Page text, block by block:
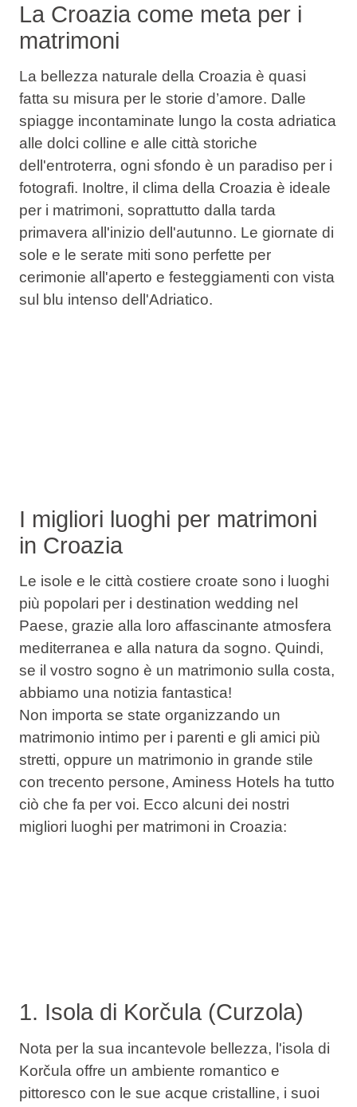
La Croazia come meta per i
matrimoni
La bellezza naturale della Croazia è quasi
fatta su misura per le storie d’amore. Dalle
spiagge incontaminate lungo la costa adriatica
alle dolci colline e alle città storiche
dell'entroterra, ogni sfondo è un paradiso per i
fotografi. Inoltre, il clima della Croazia è ideale
per i matrimoni, soprattutto dalla tarda
primavera all'inizio dell'autunno. Le giornate di
sole e le serate miti sono perfette per
cerimonie all'aperto e festeggiamenti con vista
sul blu intenso dell'Adriatico.
I migliori luoghi per matrimoni
in Croazia
Le isole e le città costiere croate sono i luoghi
più popolari per i destination wedding nel
Paese, grazie alla loro affascinante atmosfera
mediterranea e alla natura da sogno. Quindi,
se il vostro sogno è un matrimonio sulla costa,
abbiamo una notizia fantastica!
Non importa se state organizzando un
matrimonio intimo per i parenti e gli amici più
stretti, oppure un matrimonio in grande stile
con trecento persone, Aminess Hotels ha tutto
ciò che fa per voi. Ecco alcuni dei nostri
migliori luoghi per matrimoni in Croazia:
1. Isola di Korčula (Curzola)
Nota per la sua incantevole bellezza, l'isola di
Korčula offre un ambiente romantico e
pittoresco con le sue acque cristalline, i suoi